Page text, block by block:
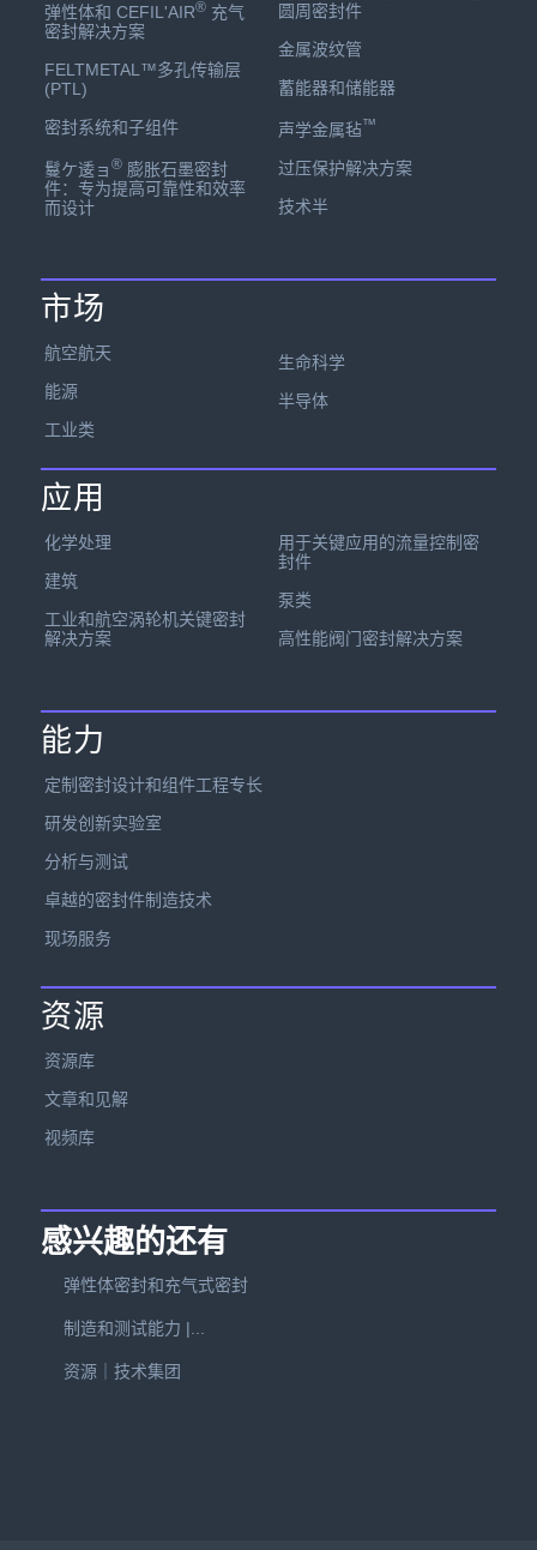
弹性体和 CEFIL'AIR®充气
密封解决方案
FELTMETAL™多孔传输层
(PTL)
密封系统和子组件
鬘ケ逶ョ ®膨胀石墨密封
件：专为提高可靠性和效率
而设计
圆周密封件
金属波纹管
蓄能器和储能器
声学金属毡™
过压保护解决方案
技术半
市场
航空航天
能源
工业类
生命科学
半导体
应用
化学处理
建筑
工业和航空涡轮机关键密封
解决方案
用于关键应用的流量控制密
封件
泵类
高性能阀门密封解决方案
能力
定制密封设计和组件工程专长
研发创新实验室
分析与测试
卓越的密封件制造技术
现场服务
资源
资源库
文章和见解
视频库
感兴趣的还有
弹性体密封和充气式密封
制造和测试能力 |...
资源｜技术集团